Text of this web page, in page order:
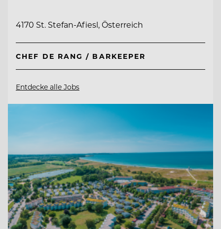
4170 St. Stefan-Afiesl, Österreich
CHEF DE RANG / BARKEEPER
Entdecke alle Jobs